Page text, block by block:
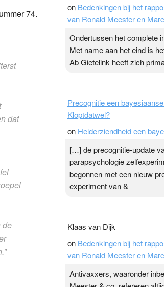
74.
dat
de
verlagen terwijl ze meer
Daarop heeft zo’n pleister
zijn. Door…Lees meer
topspsort › [...]
on Bedenkingen bij het
van Ronald Meester en
Ondertussen het complete
Met name aan het eind is
Ab Gietelink heeft zich
Precognitie een
Kloptdatwel?
on Helderziendheid een
[…] de precognitie-update
parapsychologie
begonnen met een nieuw
experiment van &
Klaas van Dijk
on Bedenkingen bij het
van Ronald Meester en
Antivaxxers, waaronder